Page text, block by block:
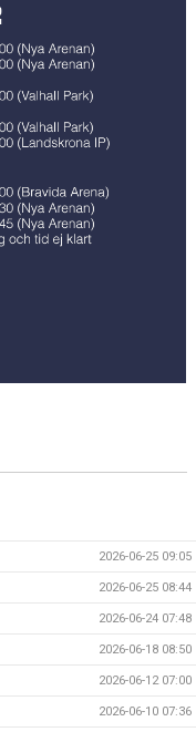
2026-06-25 09:05
2026-06-25 08:44
2026-06-24 07:48
2026-06-18 08:50
2026-06-12 07:00
2026-06-10 07:36